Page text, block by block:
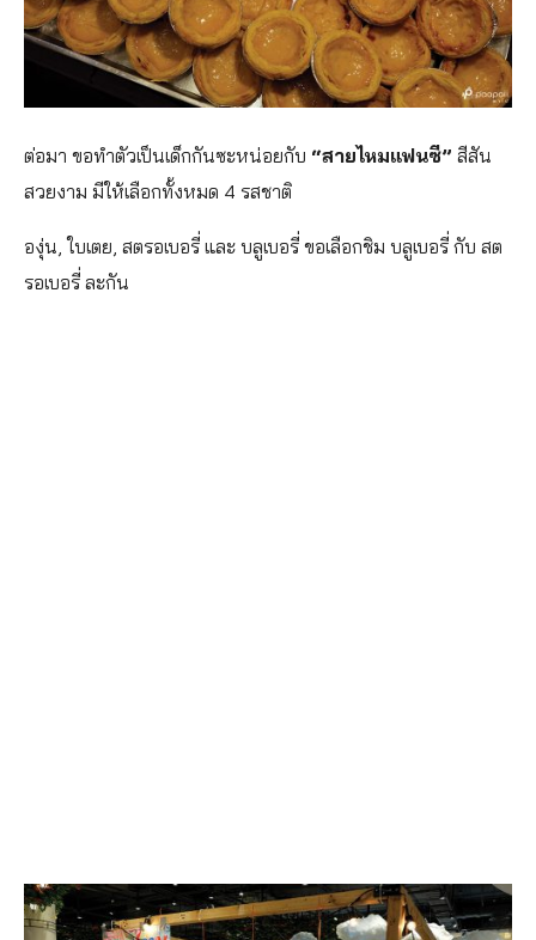
ต่อมา ขอทำตัวเป็นเด็กกันซะหน่อยกับ “สายไหมแฟนซี” สีสัน
สวยงาม มีให้เลือกทั้งหมด 4 รสชาติ
องุ่น, ใบเตย, สตรอเบอรี่ และ บลูเบอรี่ ขอเลือกชิม บลูเบอรี่ กับ สต
รอเบอรี่ ละกัน